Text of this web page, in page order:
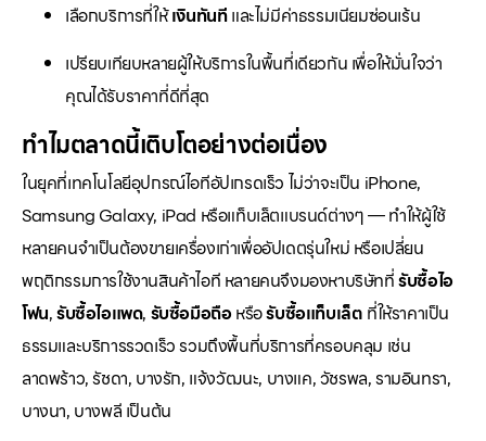
เลือกบริการที่ให้เงินทันทีและไม่มีค่าธรรมเนียมซ่อนเร้น
เปรียบเทียบหลายผู้ให้บริการในพื้นที่เดียวกัน เพื่อให้มั่นใจว่า
คุณได้รับราคาที่ดีที่สุด
ทำไมตลาดนี้เติบโตอย่างต่อเนื่อง
ในยุคที่เทคโนโลยีอุปกรณ์ไอทีอัปเกรดเร็ว ไม่ว่าจะเป็น iPhone,
Samsung Galaxy, iPad หรือแท็บเล็ตแบรนด์ต่างๆ — ทำให้ผู้ใช้
หลายคนจำเป็นต้องขายเครื่องเก่าเพื่ออัปเดตรุ่นใหม่ หรือเปลี่ยน
พฤติกรรมการใช้งานสินค้าไอที หลายคนจึงมองหาบริษัทที่รับซื้อไอ
โฟน,รับซื้อไอแพด, รับซื้อมือถือหรือรับซื้อแท็บเล็ต ที่ให้ราคาเป็น
ธรรมและบริการรวดเร็ว รวมถึงพื้นที่บริการที่ครอบคลุม เช่น
ลาดพร้าว, รัชดา, บางรัก, แจ้งวัฒนะ, บางแค, วัชรพล, รามอินทรา,
บางนา, บางพลี เป็นต้น